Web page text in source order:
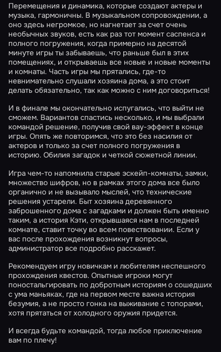
Перемещения и динамика, которые создают актеры и
музыка, гармоничны. В музыкальном сопровождении, а
оно здесь негромкое, но нагнетает за счет очень
необычных звуков, есть как раз тот момент саспенса и
полного погружения, когда примерно на десятой
минуте игры ты забываешь, что раньше был в этих
помещениях, и открываешь все новые и новые моменты
и комнаты. Часть игры мы прятались, где-то
невнимательно слушали хозяина дома, а это стоит
делать обязательно, так как можно с ним договориться!
И в финале мы окончательно испугались, что выйти не
сможем. Вариантов спастись несколько, и мы выбрали
командой решение, получив свой вау-эффект в конце
игры. Опять же повторимся, что это без насилия от
актеров и только за счет полного погружения в
историю. Обилия загадок и четкой сюжетной линии.
Игра чем-то напомнила старые эскейп-комнаты, замки,
множество шифров, но в рамках этого дома все было
органично и не вызывало мыслей, что технические
решения устарели. Быт хозяина деревянного
заброшенного дома с загадками и должен быть именно
таким, а история Кэти, открывшаяся нам в последней
комнате, ставит точку во всем повествовании. Если у
вас после прохождения возникнут вопросы,
администратор все подробно расскажет.
Рекомендуем игру новичкам и любителям неспешного
прохождения квестов. Опытные игроки могут
поностальгировать по добротным историям о сошедших
с ума маньяках, где на первом месте важна история
безумия, а не просто гонка на выживание с топорами,
хотя прятаться от холодного оружия придется.
И всегда будьте командой, тогда любое приключение
вам по плечу!